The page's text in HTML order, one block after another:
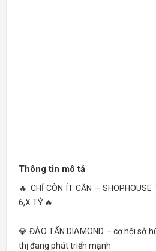
Thông tin mô tả
🔥 CHỈ CÒN ÍT CĂN –
6,X TỶ 🔥
💎 ĐÀO TẤN DIAMOND – cơ hội sở
thị đang phát triển mạnh